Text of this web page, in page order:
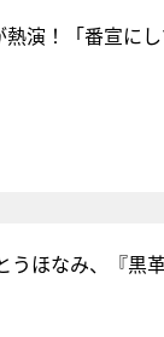
演！「番宣にし
うほなみ、『黒